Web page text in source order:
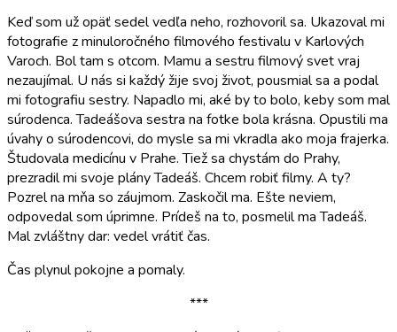
Keď som už opäť sedel vedľa neho, rozhovoril sa. Ukazoval mi
fotografie z minuloročného filmového festivalu v Karlových
Varoch. Bol tam s otcom. Mamu a sestru filmový svet vraj
nezaujímal. U nás si každý žije svoj život, pousmial sa a podal
mi fotografiu sestry. Napadlo mi, aké by to bolo, keby som mal
súrodenca. Tadeášova sestra na fotke bola krásna. Opustili ma
úvahy o súrodencovi, do mysle sa mi vkradla ako moja frajerka.
Študovala medicínu v Prahe. Tiež sa chystám do Prahy,
prezradil mi svoje plány Tadeáš. Chcem robiť filmy. A ty?
Pozrel na mňa so záujmom. Zaskočil ma. Ešte neviem,
odpovedal som úprimne. Prídeš na to, posmelil ma Tadeáš.
Mal zvláštny dar: vedel vrátiť čas.
Čas plynul pokojne a pomaly.
***